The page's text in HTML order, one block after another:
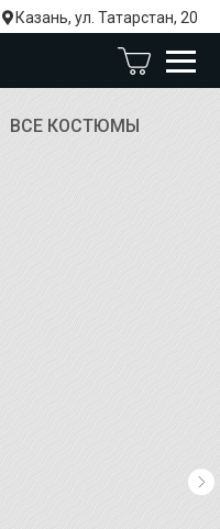
Казань, ул. Татарстан, 20
ВСЕ КОСТЮМЫ